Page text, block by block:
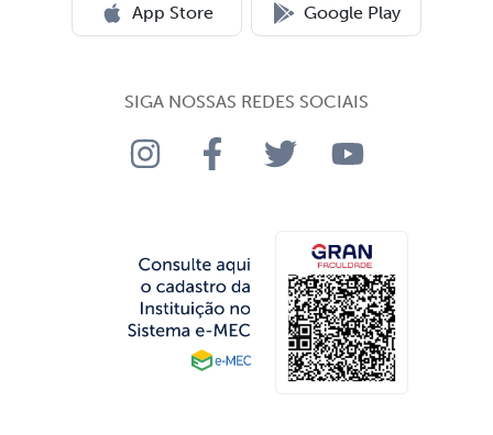
App Store Google Play
SIGA NOSSAS REDES SOCIAIS